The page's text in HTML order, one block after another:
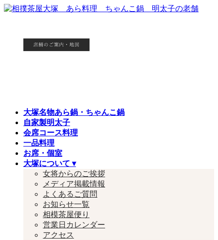
コ
ナ
大塚名物あら鍋・ちゃんこ鍋
自家製明太子
会席コース料理
一品料理
お席・個室
大塚について ▾
女将からのご挨拶
メディア掲載情報
よくあるご質問
お知らせ一覧
相模茶屋便り
営業日カレンダー
アクセス